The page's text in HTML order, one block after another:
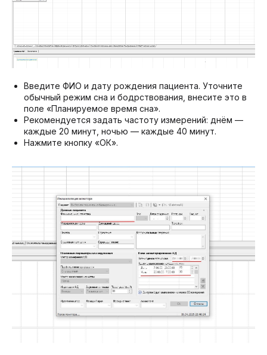
Введите ФИО и дату рождения пациента. Уточните
обычный режим сна и бодрствования, внесите это в
поле «Планируемое время сна».
Рекомендуется задать частоту измерений: днём —
каждые 20 минут, ночью — каждые 40 минут.
Нажмите кнопку «ОК».